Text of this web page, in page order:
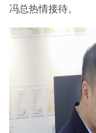
冯总热情接待。